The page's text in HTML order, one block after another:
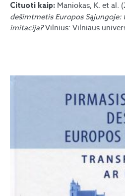
Cituoti kaip: Maniokas, K. et al.
dešimtmetis Europos
imitacija?Vilnius: Vilniaus